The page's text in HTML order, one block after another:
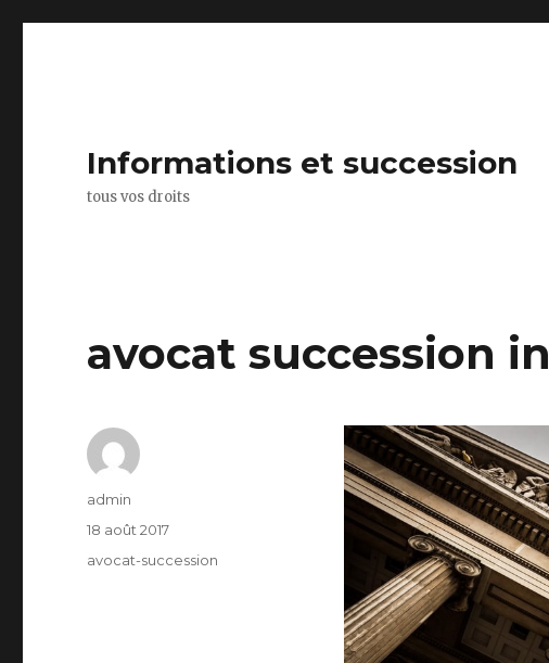
Informations et succession
tous vos droits
avocat succession
Auteur
admin
Publié
18 août 2017
Catégories
avocat-succession